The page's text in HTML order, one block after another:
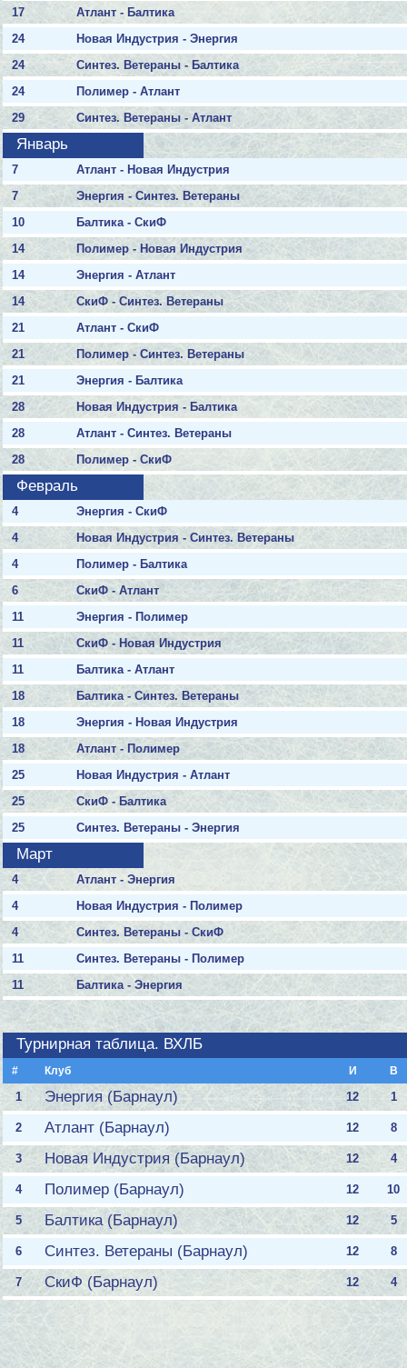
17
Атлант - Балтика
24
Новая Индустрия - Энергия
24
Синтез. Ветераны - Балтика
24
Полимер - Атлант
29
Синтез. Ветераны - Атлант
Январь
7
Атлант - Новая Индустрия
7
Энергия - Синтез. Ветераны
10
Балтика - СкиФ
14
Полимер - Новая Индустрия
14
Энергия - Атлант
14
СкиФ - Синтез. Ветераны
21
Атлант - СкиФ
21
Полимер - Синтез. Ветераны
21
Энергия - Балтика
28
Новая Индустрия - Балтика
28
Атлант - Синтез. Ветераны
28
Полимер - СкиФ
Февраль
4
Энергия - СкиФ
4
Новая Индустрия - Синтез. Ветераны
4
Полимер - Балтика
6
СкиФ - Атлант
11
Энергия - Полимер
11
СкиФ - Новая Индустрия
11
Балтика - Атлант
18
Балтика - Синтез. Ветераны
18
Энергия - Новая Индустрия
18
Атлант - Полимер
25
Новая Индустрия - Атлант
25
СкиФ - Балтика
25
Синтез. Ветераны - Энергия
Март
4
Атлант - Энергия
4
Новая Индустрия - Полимер
4
Синтез. Ветераны - СкиФ
11
Синтез. Ветераны - Полимер
11
Балтика - Энергия
Турнирная таблица. ВХЛБ
# Клуб И В
1 Энергия (Барнаул) 12 1
2 Атлант (Барнаул) 12 8
3 Новая Индустрия (Барнаул) 12 4
4 Полимер (Барнаул) 12 10
5 Балтика (Барнаул) 12 5
6 Синтез. Ветераны (Барнаул) 12 8
7 СкиФ (Барнаул) 12 4